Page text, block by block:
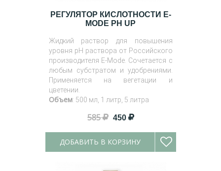
РЕГУЛЯТОР КИСЛОТНОСТИ E-
MODE PH UP
Жидкий раствор для повышения
уровня pH раствора от Российского
производителя E-Mode. Сочетается с
любым субстратом и удобрениями.
Применяется на вегетации и
цветении.
Объем: 500 мл, 1 литр, 5 литра
585 450
ДОБАВИТЬ В КОРЗИНУ